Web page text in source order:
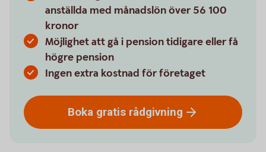
anställda med månadslön över 56 100
kronor
Möjlighet att gå i pension tidigare eller få
högre pension
Ingen extra kostnad för företaget
Boka gratis rådgivning